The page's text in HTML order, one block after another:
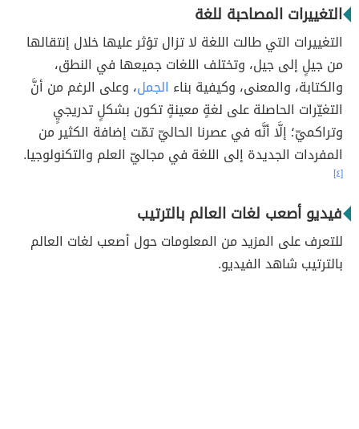
التغييرات المصاحبة للغة
التغييرات التي طالت اللغة لا تزال تؤثر عليها خلال إنتقالها
من جيلٍ إلى جيل، وتختلف اللغات جميعها في النطق،
والكتابة، والمعنى، وكيفية بناء الجمل، وعلى الرغم من أنَّ
التغيّرات الحاصلة على لغةٍ معينةٍ تكون بشكلٍ تدريجيٍ
وتراكميّ؛ إلَّا أنَّه في عصرنا الحاليّ تمّت إضافة الكثير من
المفردات الجديدة إلى اللغة في مجاليّ العلم والتكنولوجيا.
[٤]
فيديو أصعب لغات العالم بالترتيب
للتعرف على المزيد من المعلومات حول أصعب لغات العالم
بالترتيب شاهد الفيديو.